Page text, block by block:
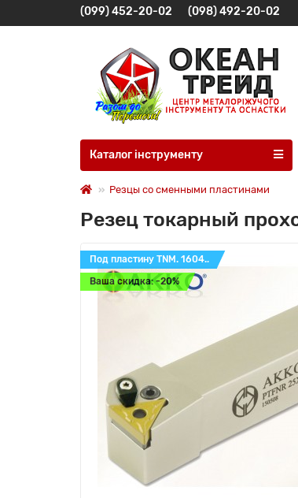
(099) 452-20-02 (098) 492-20-02
Каталог інструменту
Резцы со сменными пластинами
Резец токарный
Под пластину TNM. 1604..
Ваша скидка: -20%